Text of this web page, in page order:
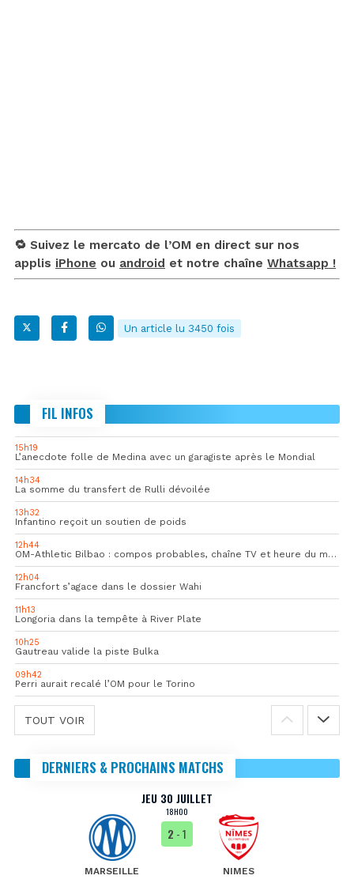
🔁 Suivez le mercato de l’OM en direct sur nos
applis iPhone ou android et notre chaîne Whatsapp !
Un article lu 3450 fois
FIL INFOS
15h19
L’anecdote folle de Medina avec un garagiste après le Mondial
14h34
La somme du transfert de Rulli dévoilée
13h32
Infantino reçoit un soutien de poids
12h44
OM-Athletic Bilbao : compos probables, chaîne TV et heure du match
12h04
Francfort s’agace dans le dossier Wahi
11h13
Longoria dans la tempête à River Plate
10h25
Gautreau valide la piste Bulka
09h42
Perri aurait recalé l’OM pour le Torino
TOUT VOIR
DERNIERS & PROCHAINS MATCHS
JEU 30 JUILLET
18H00
MARSEILLE
2 - 1
NIMES